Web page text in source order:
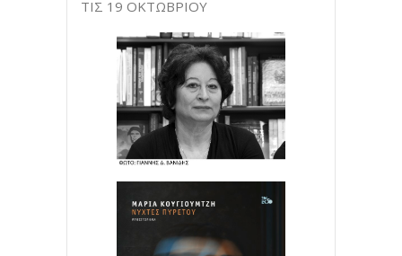
ΤΙΣ 19 ΟΚΤΩΒΡΙΟΥ